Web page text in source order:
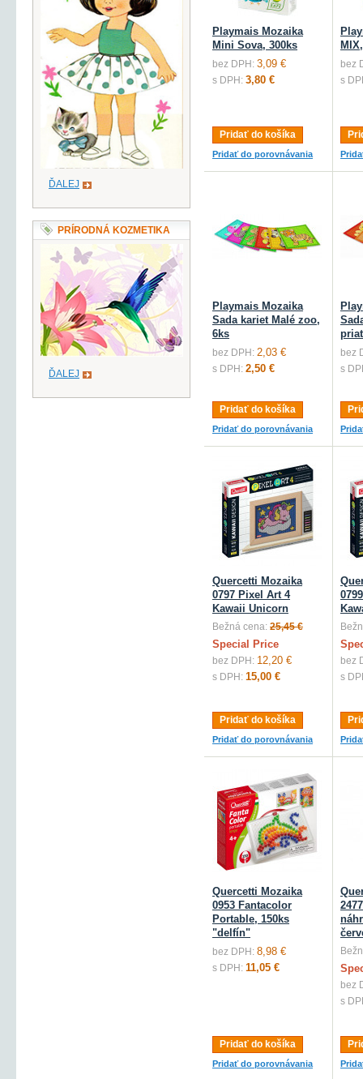
Playmais Mozaika
Mini Sova, 300ks
bez DPH: 3,09 €
s DPH: 3,80 €
Pridať do košíka
Pridať do porovnávania
bez
s
Playmais Mozaika
Sada kariet Malé zoo,
6ks
bez DPH: 2,03 €
s DPH: 2,50 €
Pridať do košíka
Pridať do porovnávania
bez
s
Quercetti Mozaika
0797 Pixel Art 4
Kawaii Unicorn
Bežná cena: 25,45 €
Special Price
bez DPH: 12,20 €
s DPH: 15,00 €
Pridať do košíka
Pridať do porovnávania
bez
s
Quercetti Mozaika
0953 Fantacolor
Portable, 150ks
"delfín"
bez DPH: 8,98 €
s DPH: 11,05 €
Pridať do košíka
Pridať do porovnávania
bez
s
ĎALEJ
PRÍRODNÁ KOZMETIKA
ĎALEJ